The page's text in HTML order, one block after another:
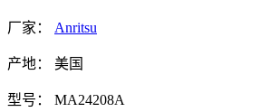
厂家： Anritsu
产地： 美国
型号： MA24208A